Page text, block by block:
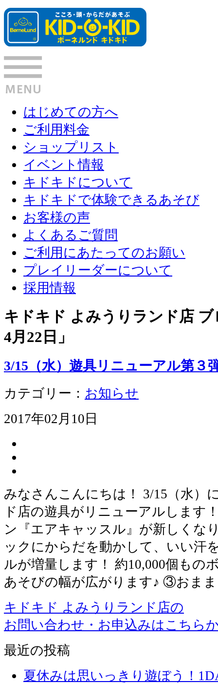
はじめての方へ
ご利用料金
ショップリスト
イベント情報
キドキドについて
キドキドで体験できるあそび
お客様の声
よくあるご質問
ご利用にあたってのお願い
プレイリーダーについて
採用情報
キドキド よみうりランド店
4月22日 」
3/15（水）遊具リニューアル第３
カテゴリー： お知らせ
2017年02月10日
みなさんこんにちは！ 3/15（水）
ド店の遊具がリニューアルします
ン『エアキャッスル』が新しくな
ックにからだを動かして、いい汗
ルが増量します！ 約10,000個もの
あそびの幅が広がります♪ ③おま
キドキド よみうりランド店の
お問い合わせ・お申込みはこちら
最近の投稿
夏休みは思いっきり遊ぼう！